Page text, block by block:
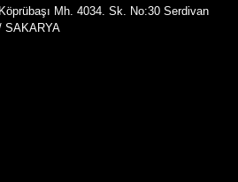
Köprübaşı Mh. 4034. Sk. No:30 Serdivan
SAKARYA